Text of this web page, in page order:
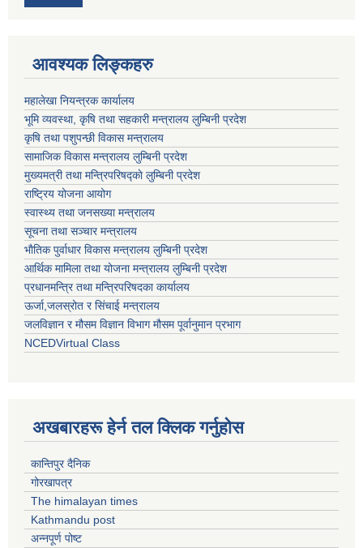
आवश्यक लिङ्कहरु
महालेखा नियन्त्रक कार्यालय
भूमि व्यवस्था, कृषि तथा सहकारी मन्त्रालय लुम्बिनी प्रदेश
कृषि तथा पशुपन्छी विकास मन्त्रालय
सामाजिक विकास मन्त्रालय लुम्बिनी प्रदेश
मुख्यमत्री तथा मन्त्रिपरिषद्काे लुम्बिनी प्रदेश
राष्ट्रिय योजना आयोग
स्वास्थ्य तथा जनसख्या मन्त्रालय
सूचना तथा सञ्चार मन्त्रालय
भाैतिक पुर्वाधार विकास मन्त्रालय लुम्बिनी प्रदेश
आर्थिक मामिला तथा योजना मन्त्रालय लुम्बिनी प्रदेश
प्रधानमन्त्रि तथा मन्त्रिपरिषदका कार्यालय
ऊर्जा,जलस्रोत र सिंचाई मन्त्रालय
जलविज्ञान र मौसम विज्ञान विभाग मौसम पूर्वानुमान प्रभाग
NCEDVirtual Class
अखबारहरू हेर्न तल क्लिक गर्नुहोस
कान्तिपुर दैनिक
गोरखापत्र
The himalayan times
Kathmandu post
अन्नपूर्ण पोष्ट